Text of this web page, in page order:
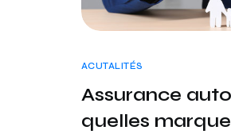
ACUTALITÉS
Assurance
quelles